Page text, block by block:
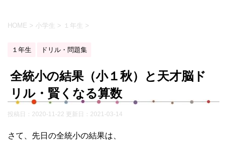
HOME > 小学生 > １年生 >
１年生 ドリル・問題集
全統小の結果（小１秋）と天才脳ド
リル・賢くなる算数
投稿日：2020-11-22 更新日： 2021-03-14
さて、先日の全統小の結果は、